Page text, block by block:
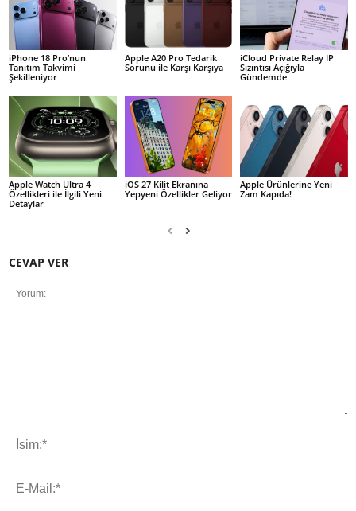
iPhone 18 Pro’nun
Tanıtım Takvimi
Şekilleniyor
Apple A20 Pro Tedarik
Sorunu ile Karşı Karşıya
iCloud Private Relay IP
Sızıntısı Açığıyla
Gündemde
Apple Watch Ultra 4
Özellikleri ile İlgili Yeni
Detaylar
iOS 27 Kilit Ekranına
Yepyeni Özellikler Geliyor
Apple Ürünlerine Yeni
Zam Kapıda!
CEVAP VER